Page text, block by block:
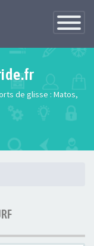
Toggle
de glisse : Matos,